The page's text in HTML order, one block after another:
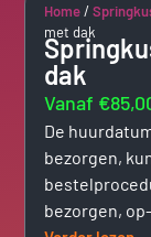
Home/
met dak
dak
Vanaf
De
bezorgen,
bezorgen,